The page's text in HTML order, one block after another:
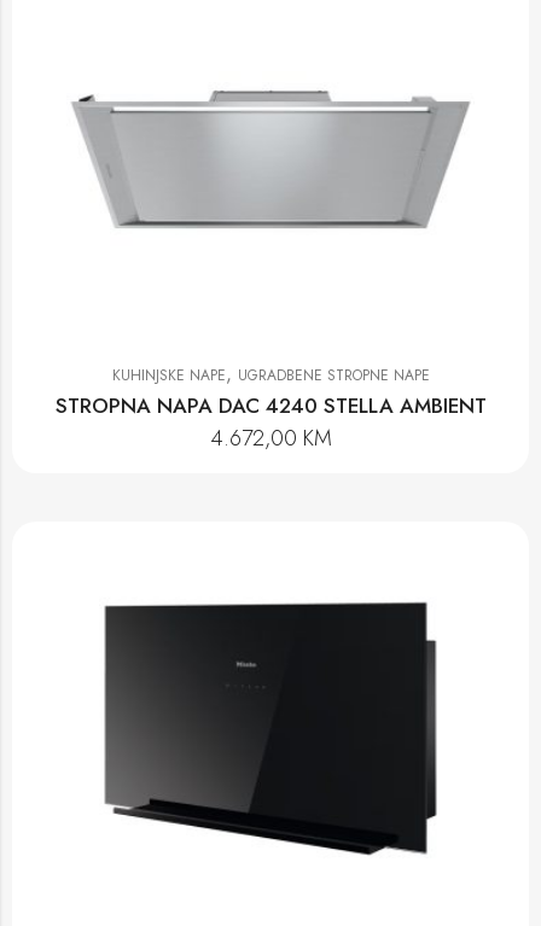
KUHINJSKE NAPE, UGRADBENE STROPNE NAPE
STROPNA NAPA DAC 4240 STELLA AMBIENT
4.672,00 KM